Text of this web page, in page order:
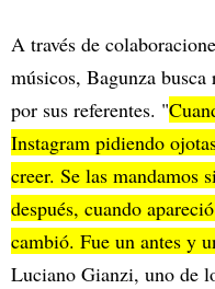
A través de
músicos, Bagunza
por sus referentes. "
Instagram pidiendo
creer. Se las mandamos
después, cuando
cambió. Fue un antes y
Luciano Gianzi, uno de